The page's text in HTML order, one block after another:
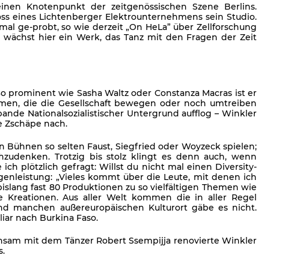
Knotenpunkt der zeitgenössischen Szene Berlins.
eines Lichtenberger Elektrounternehmens sein Studio.
ge-probt, so wie derzeit „On HeLa” über Zellforschung
hier ein Werk, das Tanz mit den Fragen der Zeit
wie Sasha Waltz oder Constanza Macras ist er
die die Gesellschaft bewegen oder noch umtreiben
Nationalsozialistischer Untergrund aufflog – Winkler
Zschäpe nach.
so selten Faust, Siegfried oder Woyzeck spielen;
Trotzig bis stolz klingt es denn auch, wenn
ich plötzlich gefragt: Willst du nicht mal einen Diversity-
„Vieles kommt über die Leute, mit denen ich
fast 80 Produktionen zu so vielfältigen Themen wie
Kreationen. Aus aller Welt kommen die in aller Regel
manchen außereuropäischen Kulturort gäbe es nicht.
nach Burkina Faso.
mit dem Tänzer Robert Ssempijja renovierte Winkler